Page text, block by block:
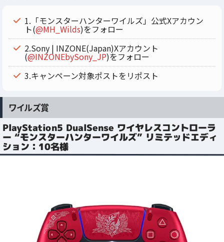
1.「モンスターハンターワイルズ」公式Xアカウン
ト(@MH_Wilds)をフォロー
2.Sony | INZONE(Japan)Xアカウント
(@INZONEbySony_JP)をフォロー
3.キャンペーン対象ポストをリポスト
ワイルズ賞
PlayStation5 DualSense ワイヤレスコントローラ
ー “モンスターハンターワイルズ” リミテッドエディ
ション：10名様